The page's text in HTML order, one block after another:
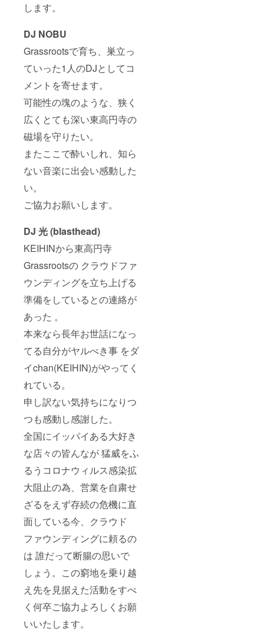
します。
DJ NOBU
Grassrootsで育ち、巣立っ
ていった1人のDJとしてコ
メントを寄せます。
可能性の塊のような、狭く
広くとても深い東高円寺の
磁場を守りたい。
またここで酔いしれ、知ら
ない音楽に出会い感動した
い。
ご協力お願いします。
DJ 光 (blasthead)
KEIHINから東高円寺
Grassrootsの クラウドファ
ウンディングを立ち上げる
準備をしているとの連絡が
あった 。
本来なら長年お世話になっ
てる自分がヤルべき事 をダ
イchan(KEIHIN)がやってく
れている。
申し訳ない気持ちになりつ
つも感動し感謝した。
全国にイッパイある大好き
な店々の皆んなが 猛威をふ
るうコロナウィルス感染拡
大阻止の為、営業を自粛せ
ざるをえず存続の危機に直
面している今、クラウド
ファウンディングに頼るの
は 誰だって断腸の思いで
しょう。この窮地を乗り越
え先を見据えた活動をすべ
く何卒ご協力よろしくお願
いいたします。